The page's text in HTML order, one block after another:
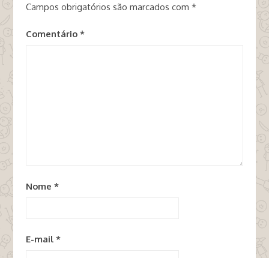
Campos obrigatórios são marcados com *
Comentário *
Nome *
E-mail *